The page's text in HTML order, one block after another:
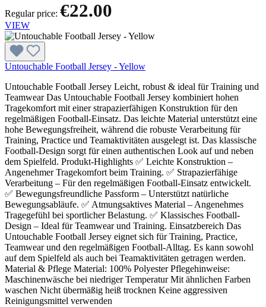
Regular price: €22.00
VIEW
Untouchable Football Jersey - Yellow
Untouchable Football Jersey Leicht, robust & ideal für Training und
Teamwear Das Untouchable Football Jersey kombiniert hohen
Tragekomfort mit einer strapazierfähigen Konstruktion für den
regelmäßigen Football-Einsatz. Das leichte Material unterstützt eine
hohe Bewegungsfreiheit, während die robuste Verarbeitung für
Training, Practice und Teamaktivitäten ausgelegt ist. Das klassische
Football-Design sorgt für einen authentischen Look auf und neben
dem Spielfeld. Produkt-Highlights ✅ Leichte Konstruktion –
Angenehmer Tragekomfort beim Training. ✅ Strapazierfähige
Verarbeitung – Für den regelmäßigen Football-Einsatz entwickelt.
✅ Bewegungsfreundliche Passform – Unterstützt natürliche
Bewegungsabläufe. ✅ Atmungsaktives Material – Angenehmes
Tragegefühl bei sportlicher Belastung. ✅ Klassisches Football-
Design – Ideal für Teamwear und Training. Einsatzbereich Das
Untouchable Football Jersey eignet sich für Training, Practice,
Teamwear und den regelmäßigen Football-Alltag. Es kann sowohl
auf dem Spielfeld als auch bei Teamaktivitäten getragen werden.
Material & Pflege Material: 100% Polyester Pflegehinweise:
Maschinenwäsche bei niedriger Temperatur Mit ähnlichen Farben
waschen Nicht übermäßig heiß trocknen Keine aggressiven
Reinigungsmittel verwenden